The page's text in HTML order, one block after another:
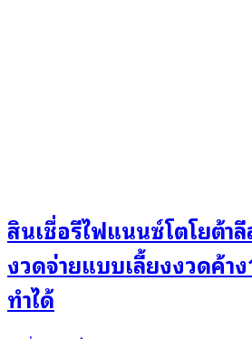
สินเชื่อรีไฟแนนซ์โตโยต้า
งวดจ่ายแบบเลี้ยงงวดค้า
ทำได้